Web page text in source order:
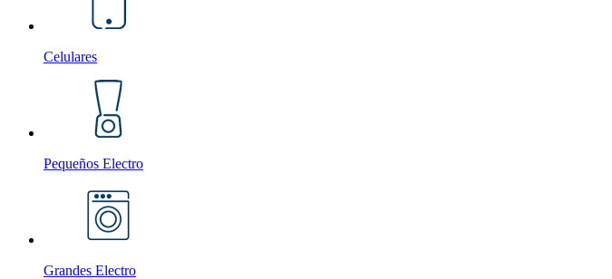
Celulares
Pequeños Electro
Grandes Electro